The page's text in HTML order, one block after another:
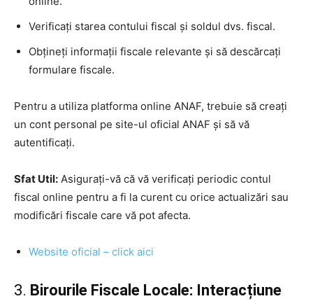
Verificați starea contului fiscal și soldul dvs. fiscal.
Obțineți informații fiscale relevante și să descărcați
formulare fiscale.
Pentru a utiliza platforma online ANAF, trebuie să creați
un cont personal pe site-ul oficial ANAF și să vă
autentificați.
Sfat Util: Asigurați-vă că vă verificați periodic contul
fiscal online pentru a fi la curent cu orice actualizări sau
modificări fiscale care vă pot afecta.
Website oficial – click aici
3. Birourile Fiscale Locale: Interacțiune